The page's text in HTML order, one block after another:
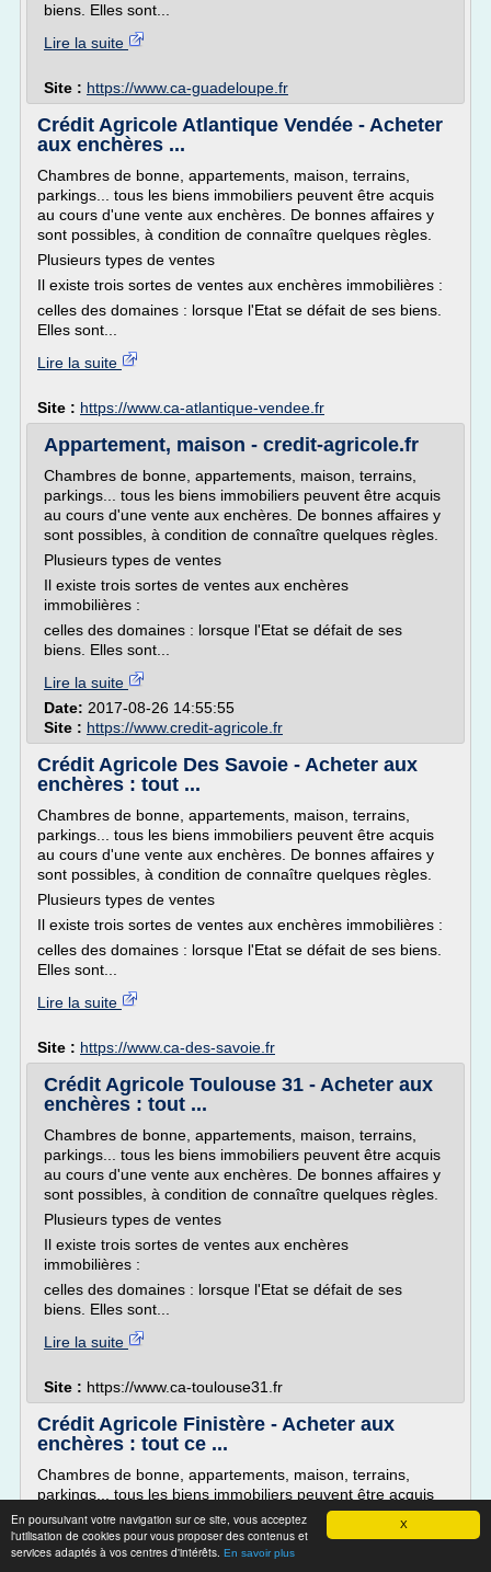
X
En poursuivant votre navigation sur ce site, vous acceptez
l'utilisation de cookies pour vous proposer des contenus et
services adaptés à vos centres d'intérêts. En savoir plus
biens. Elles sont...
Lire la suite
Site : https://www.ca-guadeloupe.fr
Crédit Agricole Atlantique Vendée - Acheter
aux enchères ...
Chambres de bonne, appartements, maison, terrains,
parkings... tous les biens immobiliers peuvent être acquis
au cours d'une vente aux enchères. De bonnes affaires y
sont possibles, à condition de connaître quelques règles.
Plusieurs types de ventes
Il existe trois sortes de ventes aux enchères immobilières :
celles des domaines : lorsque l'Etat se défait de ses biens.
Elles sont...
Lire la suite
Site : https://www.ca-atlantique-vendee.fr
Appartement, maison - credit-agricole.fr
Chambres de bonne, appartements, maison, terrains,
parkings... tous les biens immobiliers peuvent être acquis
au cours d'une vente aux enchères. De bonnes affaires y
sont possibles, à condition de connaître quelques règles.
Plusieurs types de ventes
Il existe trois sortes de ventes aux enchères
immobilières :
celles des domaines : lorsque l'Etat se défait de ses
biens. Elles sont...
Lire la suite
Date: 2017-08-26 14:55:55
Site : https://www.credit-agricole.fr
Crédit Agricole Des Savoie - Acheter aux
enchères : tout ...
Chambres de bonne, appartements, maison, terrains,
parkings... tous les biens immobiliers peuvent être acquis
au cours d'une vente aux enchères. De bonnes affaires y
sont possibles, à condition de connaître quelques règles.
Plusieurs types de ventes
Il existe trois sortes de ventes aux enchères immobilières :
celles des domaines : lorsque l'Etat se défait de ses biens.
Elles sont...
Lire la suite
Site : https://www.ca-des-savoie.fr
Crédit Agricole Toulouse 31 - Acheter aux
enchères : tout ...
Chambres de bonne, appartements, maison, terrains,
parkings... tous les biens immobiliers peuvent être acquis
au cours d'une vente aux enchères. De bonnes affaires y
sont possibles, à condition de connaître quelques règles.
Plusieurs types de ventes
Il existe trois sortes de ventes aux enchères
immobilières :
celles des domaines : lorsque l'Etat se défait de ses
biens. Elles sont...
Lire la suite
Site : https://www.ca-toulouse31.fr
Crédit Agricole Finistère - Acheter aux
enchères : tout ce ...
Chambres de bonne, appartements, maison, terrains,
parkings... tous les biens immobiliers peuvent être acquis
au cours d'une vente aux enchères. De bonnes affaires y
sont possibles, à condition de connaître quelques règles.
Plusieurs types de ventes